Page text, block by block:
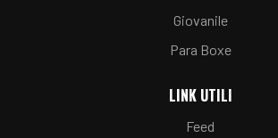
Giovanile
Para Boxe
LINK UTILI
Feed